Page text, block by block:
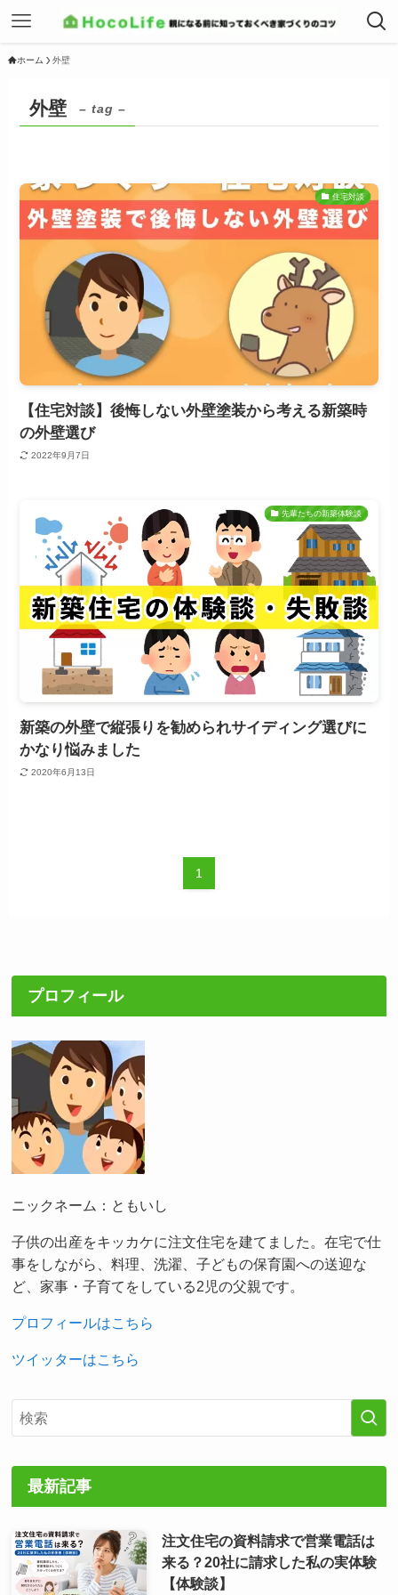
ホーム 外壁
外壁 – tag –
住宅対談
【住宅対談】後悔しない外壁塗装から考える新築時
の外壁選び
2022年9月7日
先輩たちの新築体験談
新築の外壁で縦張りを勧められサイディング選びに
かなり悩みました
2020年6月13日
1
プロフィール
ニックネーム：ともいし
子供の出産をキッカケに注文住宅を建てました。在宅で仕
事をしながら、料理、洗濯、子どもの保育園への送迎な
ど、家事・子育てをしている2児の父親です。
プロフィールはこちら
ツイッターはこちら
最新記事
注文住宅の資料請求で営業電話は
来る？20社に請求した私の実体験
【体験談】